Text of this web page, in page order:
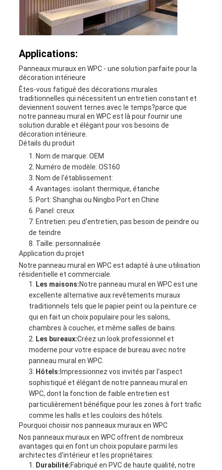
Applications:
Panneaux muraux en WPC - une solution parfaite pour la
décoration intérieure
Êtes-vous fatigué des décorations murales
traditionnelles qui nécessitent un entretien constant et
deviennent souvent ternes avec le temps?parce que
notre panneau mural en WPC est là pour fournir une
solution durable et élégant pour vos besoins de
décoration intérieure.
Détails du produit
Nom de marque: OEM
Numéro de modèle: OS160
Nom de l'établissement:
Avantages: isolant thermique, étanche
Port: Shanghai ou Ningbo Port en Chine
Panel: creux
Entretien: peu d'entretien, pas besoin de peindre ou
de teindre
Taille: personnalisée
Application du projet
Notre panneau mural en WPC est adapté à une utilisation
résidentielle et commerciale.
Les maisons:Notre panneau mural en WPC est une
excellente alternative aux revêtements muraux
traditionnels tels que le papier peint ou la peinture.ce
qui en fait un choix populaire pour les salons,
chambres à coucher, et même salles de bains.
Les bureaux:Créez un look professionnel et
moderne pour votre espace de bureau avec notre
panneau mural en WPC.
Hôtels: Impressionnez vos invités par l'aspect
sophistiqué et élégant de notre panneau mural en
WPC, dont la fonction de faible entretien est
particulièrement bénéfique pour les zones à fort trafic
comme les halls et les couloirs des hôtels.
Pourquoi choisir nos panneaux muraux en WPC
Nos panneaux muraux en WPC offrent de nombreux
avantages qui en font un choix populaire parmi les
architectes d'intérieur et les propriétaires:
Durabilité:Fabriqué en PVC de haute qualité, notre